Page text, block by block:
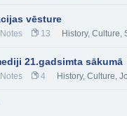
vēsture
13 History, Culture,
21.gadsimta sākumā
4 History, Culture,